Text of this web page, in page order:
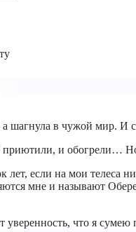
шагнула в чужой мир. И
и обогрели… Но
если на мои телеса
мне и называют
что я